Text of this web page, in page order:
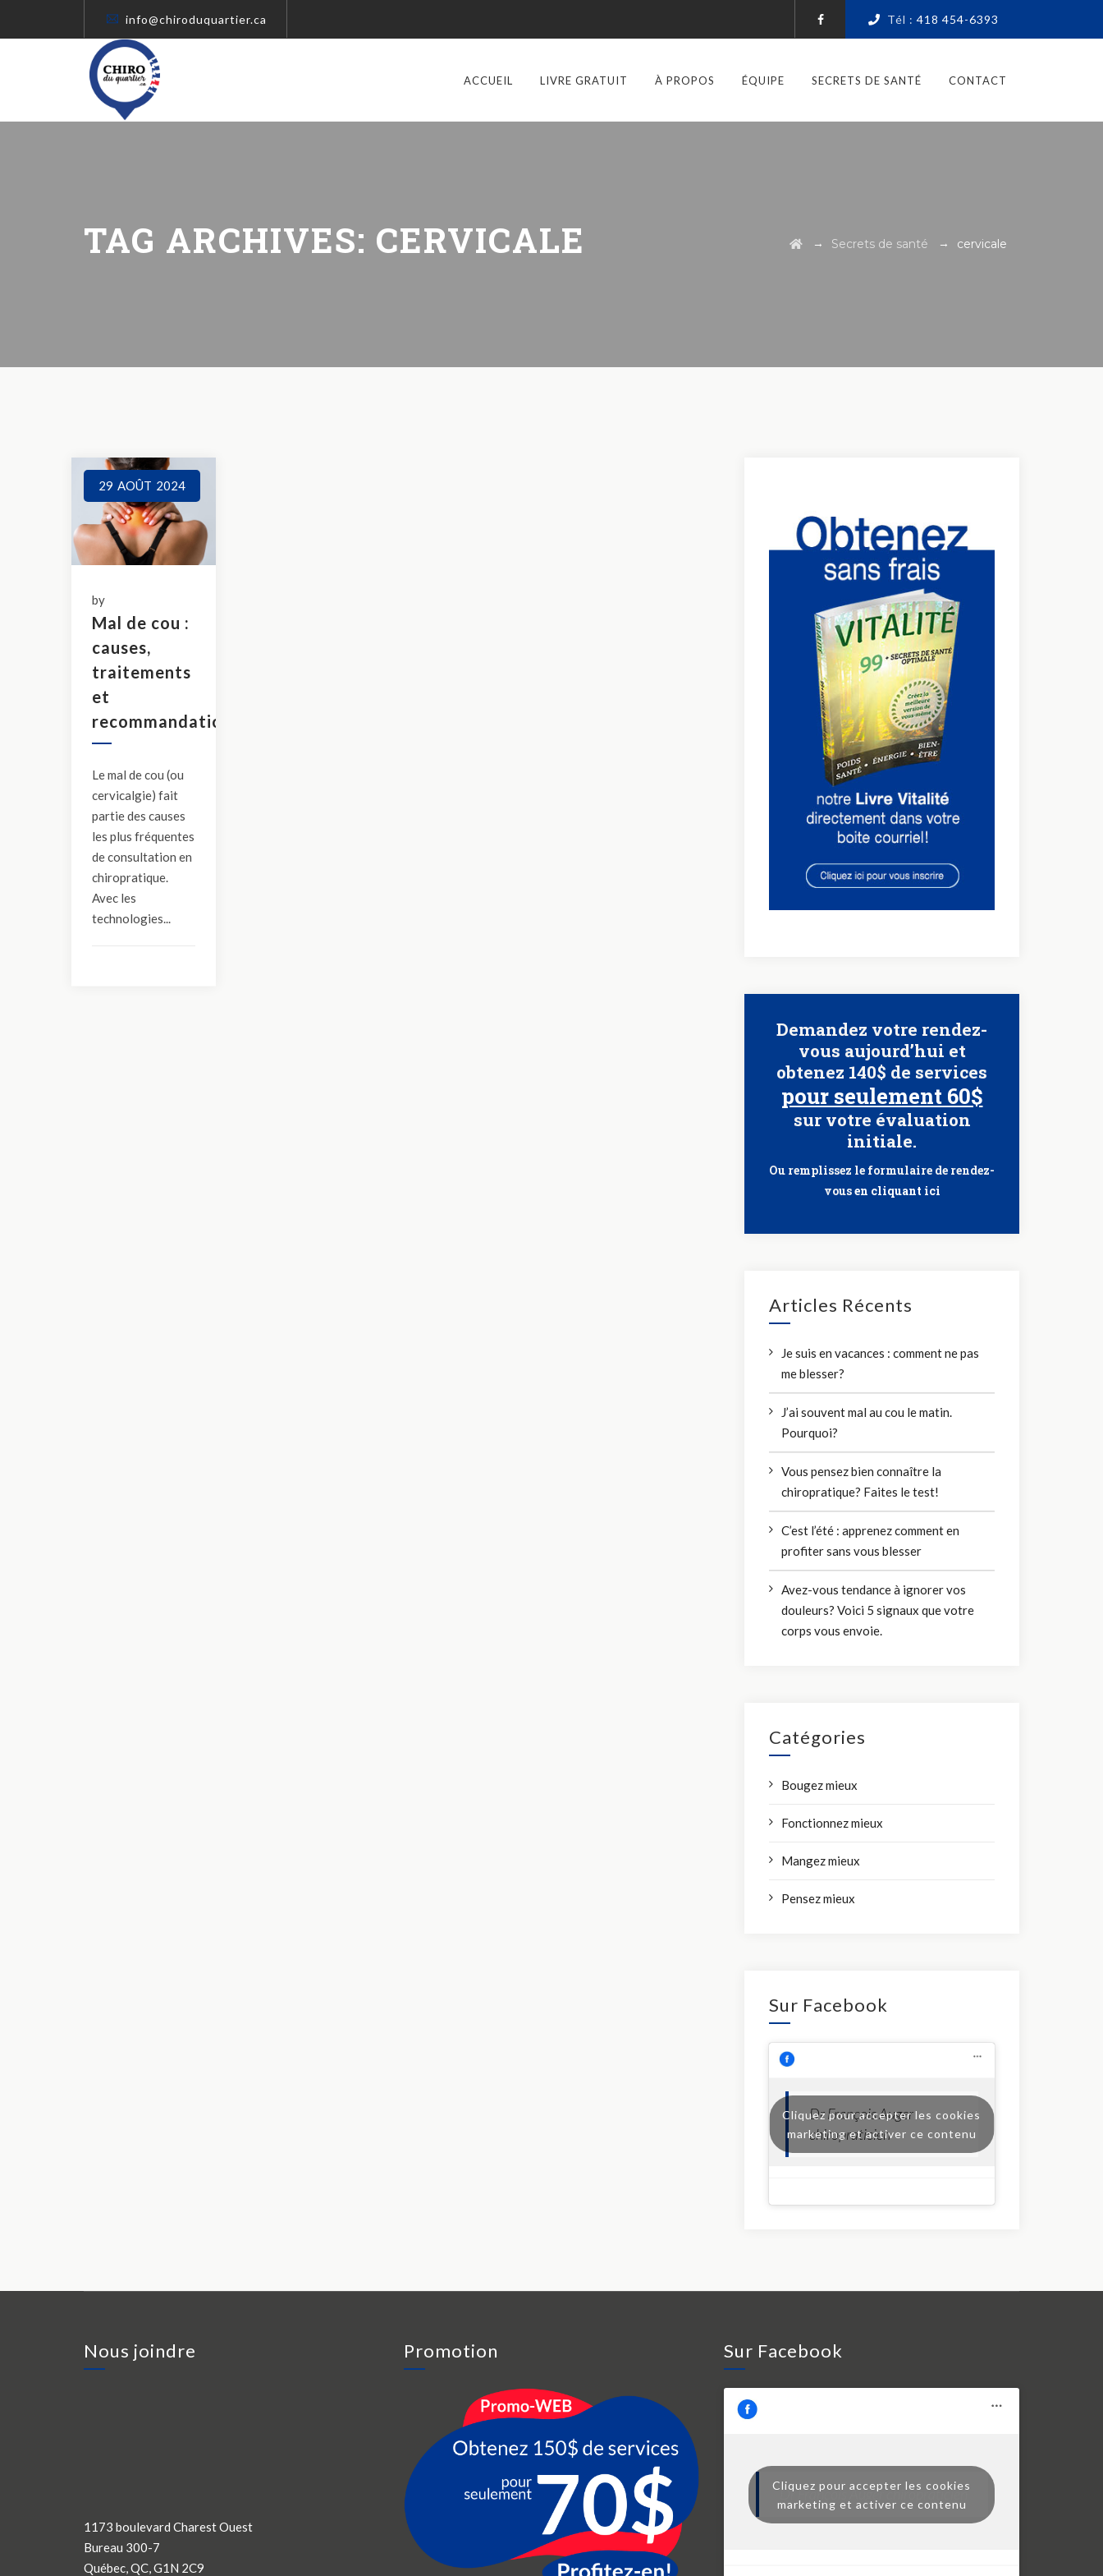
info@chiroduquartier.ca Tél : 418 454-6393
ACCUEIL LIVRE GRATUIT À PROPOS ÉQUIPE SECRETS DE SANTÉ CONTACT
TAG ARCHIVES: CERVICALE → Secrets de santé → cervicale
29 AOÛT 2024
by
Mal de cou :
causes,
traitements
et
recommandations
Le mal de cou (ou
cervicalgie) fait
partie des causes
les plus fréquentes
de consultation en
chiropratique.
Avec les
technologies...
Demandez votre rendez-
vous aujourd’hui et
obtenez 140$ de services
pour seulement 60$
sur votre évaluation
initiale.
Ou remplissez le formulaire de rendez-
vousen cliquant ici
Articles Récents
Je suis en vacances : comment ne pas
me blesser?
J’ai souvent mal au cou le matin.
Pourquoi?
Vous pensez bien connaître la
chiropratique? Faites le test!
C’est l’été : apprenez comment en
profiter sans vous blesser
Avez-vous tendance à ignorer vos
douleurs? Voici 5 signaux que votre
corps vous envoie.
Catégories
Bougez mieux
Fonctionnez mieux
Mangez mieux
Pensez mieux
Sur Facebook
Dr François Auger
chiropraticien
Cliquez pour accepter les cookies
marketing et activer ce contenu
Nous joindre
1173 boulevard Charest Ouest
Bureau 300-7
Québec, QC, G1N 2C9
Promotion Sur Facebook
Dr François Auger chiropraticien
Cliquez pour accepter les cookies
marketing et activer ce contenu